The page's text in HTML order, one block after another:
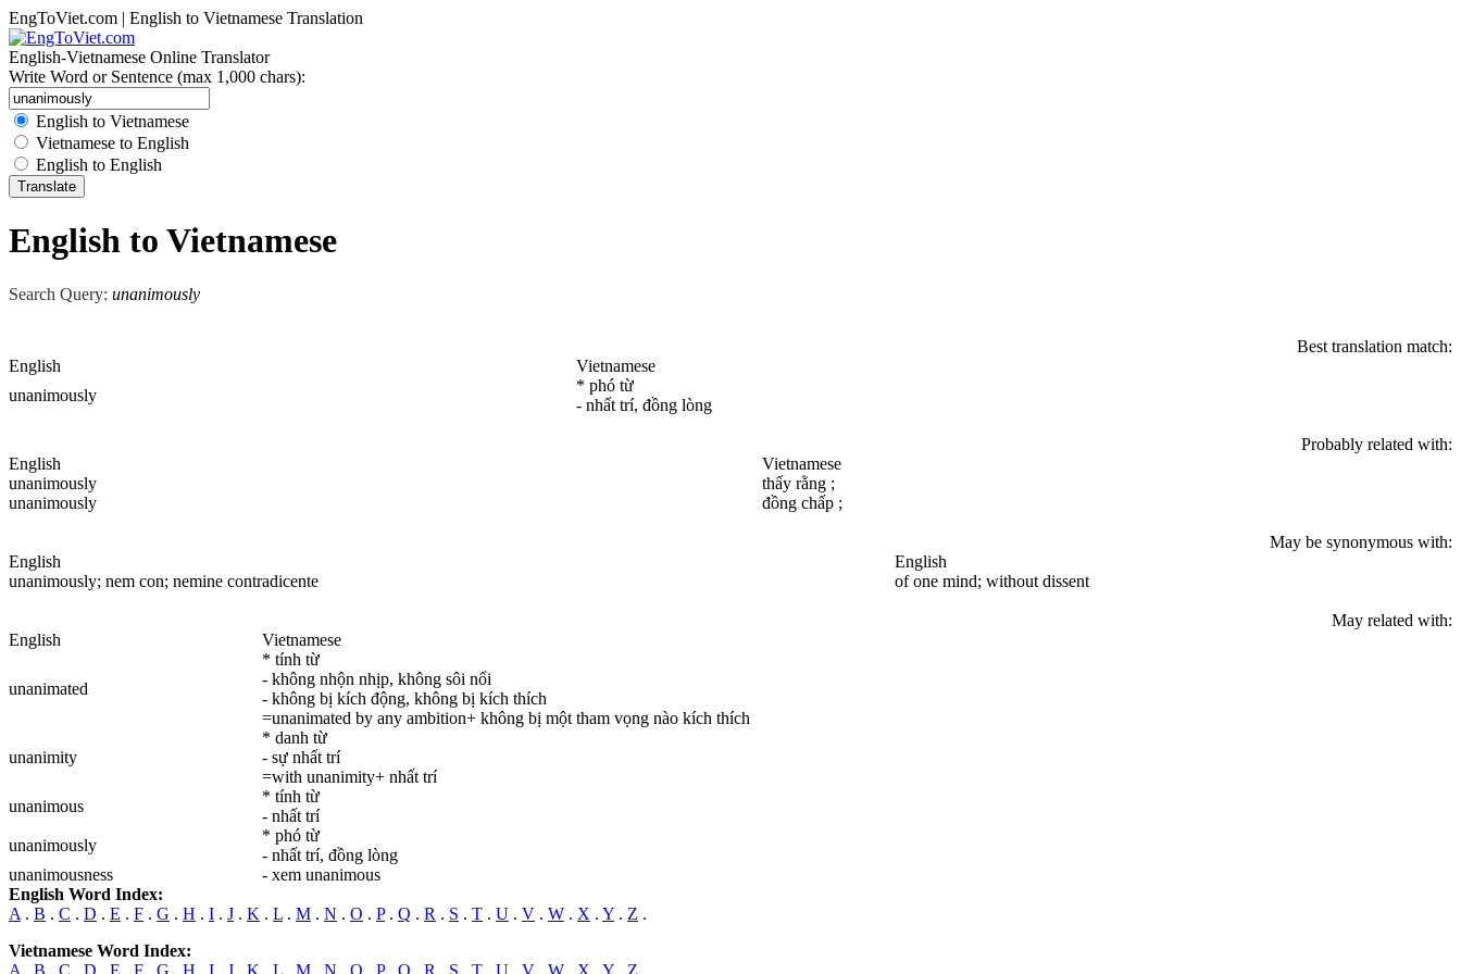
EngToViet.com | English to Vietnamese Translation
English-Vietnamese Online Translator
Write Word or Sentence (max 1,000 chars):
English to Vietnamese
Vietnamese to English
English to English
English to Vietnamese
Search Query: unanimously
Best translation match:
English
Vietnamese
unanimously
* phó từ
- nhất trí, đồng lòng
Probably related with:
English
Vietnamese
unanimously
thấy rằng ;
unanimously
đồng chấp ;
May be synonymous with:
English
English
unanimously; nem con; nemine contradicente of one mind; without dissent
May related with:
English
Vietnamese
unanimated
* tính từ
- không nhộn nhịp, không sôi nổi
- không bị kích động, không bị kích thích
=unanimated by any ambition+ không bị một tham vọng nào kích thích
unanimity
* danh từ
- sự nhất trí
=with unanimity+ nhất trí
unanimous
* tính từ
- nhất trí
unanimously
* phó từ
- nhất trí, đồng lòng
unanimousness
- xem unanimous
English Word Index:
A . B . C . D . E . F . G . H . I . J . K . L . M . N . O . P. Q . R . S . T . U . V . W . X . Y . Z .
Vietnamese Word Index:
A
B C D E F G H I J K L M N O P. Q R S T U V W X Y Z